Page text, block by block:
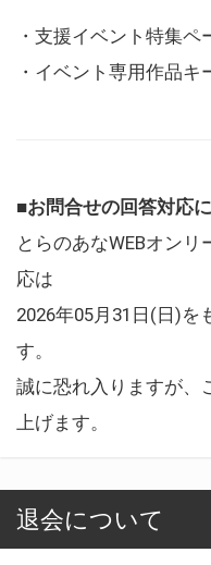
・支援イベント特集ペ
・イベント専用作品キ
■お問合せの回答対応
とらのあなWEBオン
応は
2026年05月31日(日)を
す。
誠に恐れ入りますが、
上げます。
退会について